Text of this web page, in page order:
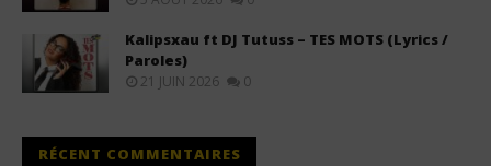
Kalipsxau ft DJ Tutuss – TES MOTS (Lyrics /
Paroles)
21 JUIN 2026 0
RÉCENT COMMENTAIRES